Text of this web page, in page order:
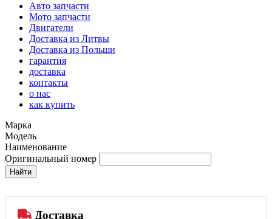
Авто запчасти
Мото запчасти
Двигатели
Доставка из Литвы
Доставка из Польши
гарантия
доставка
контакты
о нас
как купить
Марка
Модель
Наименование
Оригинальный номер
Найти
Доставка